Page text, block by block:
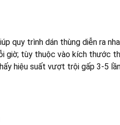
trình dán thùng diễn ra
tùy thuộc vào kích thước
hiệu suất vượt trội gấp 3-5